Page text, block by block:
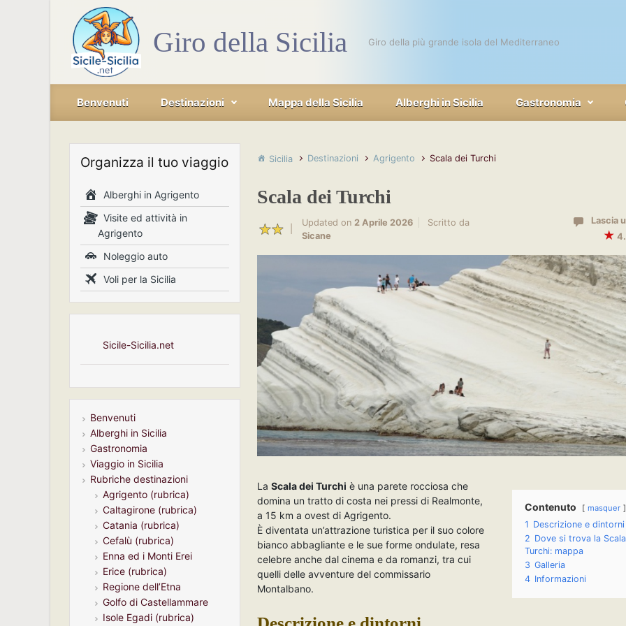
Skip to main content
Giro della Sicilia Giro della più grande isola del Mediterraneo
Benvenuti Destinazioni Mappa della Sicilia Alberghi in Sicilia Gastronomia
Sicilia Destinazioni Agrigento Scala dei Turchi
Scala dei Turchi
Updated on 2 Aprile 2026
Scritto da
Sicane
Lascia
★
Contenuto masquer
1 Descrizione e dintorni
2 Dove si trova la
Turchi: mappa
3 Galleria
4 Informazioni
LaScala dei Turchi è una parete rocciosa che
domina un tratto di costa nei pressi di Realmonte,
a 15 km a ovest di Agrigento.
È diventata un’attrazione turistica per il suo colore
bianco abbagliante e le sue forme ondulate, resa
celebre anche dal cinema e da romanzi, tra cui
quelli delle avventure del commissario
Montalbano.
Organizza il tuo viaggio
Alberghi in Agrigento
Visite ed attività in
Agrigento
Noleggio auto
Voli per la Sicilia
Sicile-Sicilia.net
Benvenuti
Alberghi in Sicilia
Gastronomia
Viaggio in Sicilia
Rubriche destinazioni
Agrigento (rubrica)
Caltagirone (rubrica)
Catania (rubrica)
Cefalù (rubrica)
Enna ed i Monti Erei
Erice (rubrica)
Regione dell’Etna
Golfo di Castellammare
Isole Egadi (rubrica)